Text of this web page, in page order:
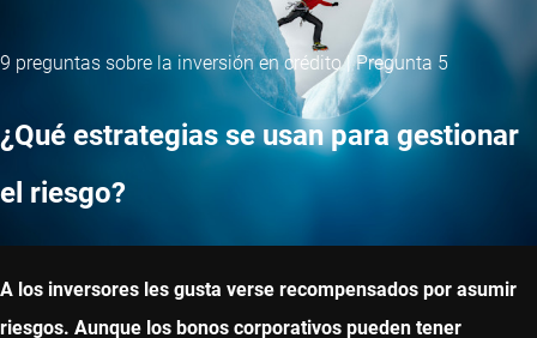
9 preguntas sobre la inversión en crédito | Pregunta 5
¿Qué estrategias se usan para gestionar
el riesgo?
A los inversores les gusta verse recompensados por asumir
riesgos. Aunque los bonos corporativos pueden tener